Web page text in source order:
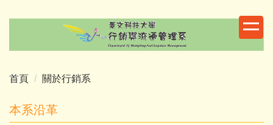
要
容
首頁 關於行銷系
本系沿革